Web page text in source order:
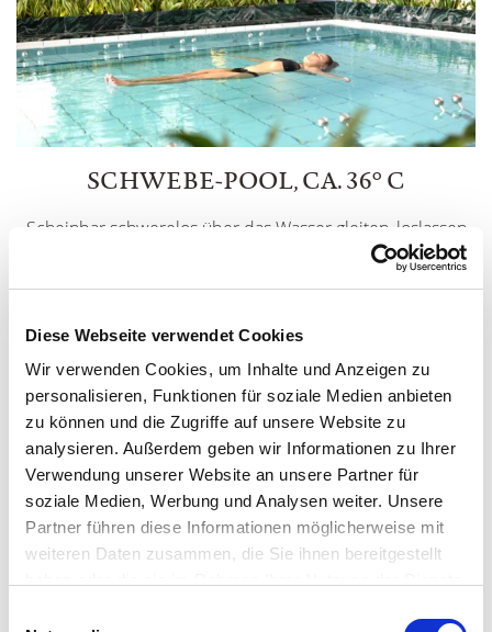
Diese Webseite verwendet Cookies
Wir verwenden Cookies, um Inhalte und Anzeigen zu
personalisieren, Funktionen für soziale Medien anbieten
zu können und die Zugriffe auf unsere Website zu
analysieren. Außerdem geben wir Informationen zu Ihrer
Verwendung unserer Website an unsere Partner für
soziale Medien, Werbung und Analysen weiter. Unsere
Partner führen diese Informationen möglicherweise mit
weiteren Daten zusammen, die Sie ihnen bereitgestellt
SCHWEBE-POOL, CA. 36° C
Scheinbar schwerelos über das Wasser gleiten, loslassen
und träumen. Totes Meer Salz mit einer Konzentration von
18% wirkt gleichzeitig entspannend, reinigend und